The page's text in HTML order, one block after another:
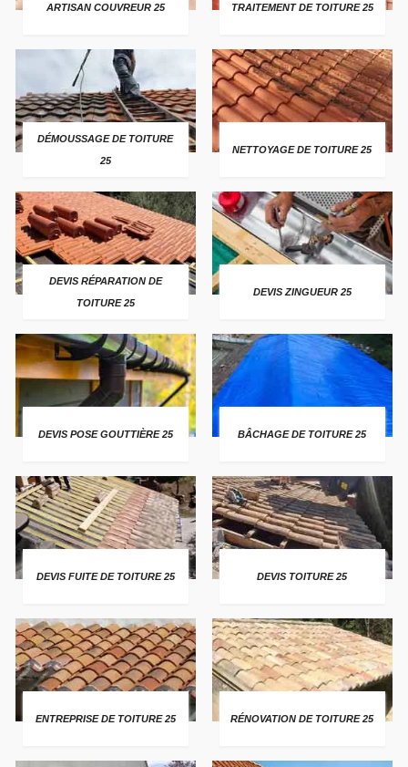
ARTISAN COUVREUR 25 TRAITEMENT DE TOITURE 25
DÉMOUSSAGE DE TOITURE
25
NETTOYAGE DE TOITURE 25
DEVIS RÉPARATION DE
TOITURE 25
DEVIS ZINGUEUR 25
DEVIS POSE GOUTTIÈRE 25 BÂCHAGE DE TOITURE 25
DEVIS FUITE DE TOITURE 25 DEVIS TOITURE 25
ENTREPRISE DE TOITURE 25 RÉNOVATION DE TOITURE 25